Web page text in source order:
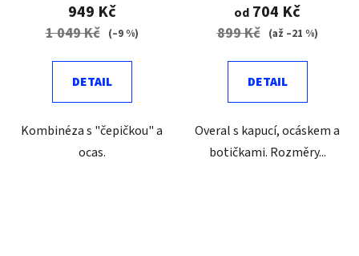
949 Kč
1 049 Kč (–9 %)
DETAIL
Kombinéza s "čepičkou" a
ocas.
od 704 Kč
899 Kč (až –21 %)
DETAIL
Overal s kapucí, ocáskem a
botičkami. Rozměry...